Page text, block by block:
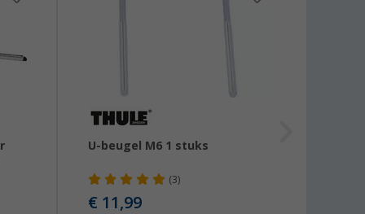
U-beugel M6 1 stuks
(3)
€ 11,99